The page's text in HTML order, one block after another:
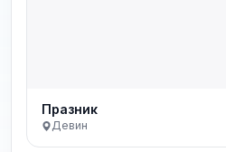
Празник
Девин